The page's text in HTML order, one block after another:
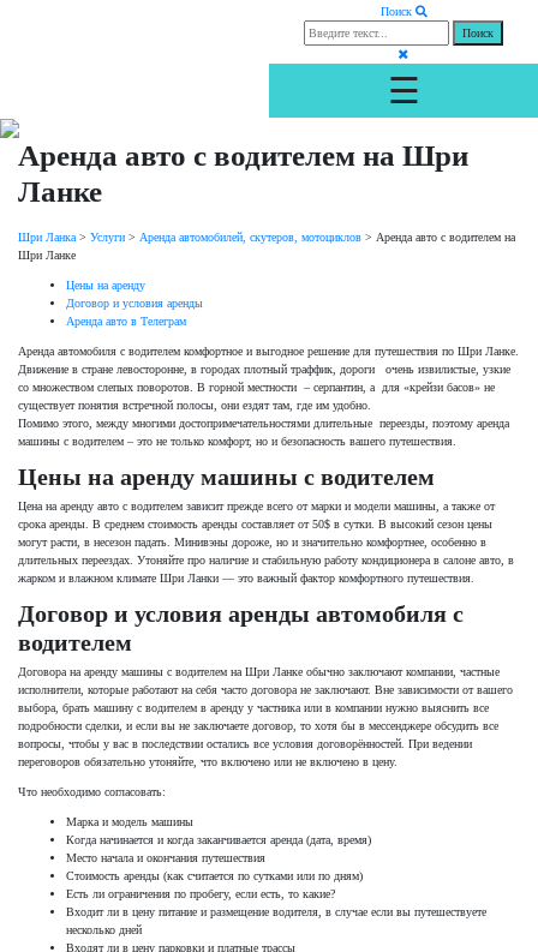
Поиск
☰
Аренда авто с водителем на Шри
Ланке
Шри Ланка > Услуги > Аренда автомобилей, скутеров, мотоциклов > Аренда авто с водителем на
Шри Ланке
Цены на аренду
Договор и условия аренды
Аренда авто в Телеграм
Аренда автомобиля с водителем комфортное и выгодное решение для путешествия по Шри Ланке.
Движение в стране левосторонне, в городах плотный траффик, дороги очень извилистые, узкие
со множеством слепых поворотов. В горной местности – серпантин, а для «крейзи басов» не
существует понятия встречной полосы, они ездят там, где им удобно.
Помимо этого, между многими достопримечательностями длительные переезды, поэтому аренда
машины с водителем – это не только комфорт, но и безопасность вашего путешествия.
Цены на аренду машины с водителем
Цена на аренду авто с водителем зависит прежде всего от марки и модели машины, а также от
срока аренды. В среднем стоимость аренды составляет от 50$ в сутки. В высокий сезон цены
могут расти, в несезон падать. Минивэны дороже, но и значительно комфортнее, особенно в
длительных переездах. Утоняйте про наличие и стабильную работу кондиционера в салоне авто, в
жарком и влажном климате Шри Ланки — это важный фактор комфортного путешествия.
Договор и условия аренды автомобиля с
водителем
Договора на аренду машины с водителем на Шри Ланке обычно заключают компании, частные
исполнители, которые работают на себя часто договора не заключают. Вне зависимости от вашего
выбора, брать машину с водителем в аренду у частника или в компании нужно выяснить все
подробности сделки, и если вы не заключаете договор, то хотя бы в мессенджере обсудить все
вопросы, чтобы у вас в последствии остались все условия договорённостей. При ведении
переговоров обязательно утоняйте, что включено или не включено в цену.
Что необходимо согласовать:
Марка и модель машины
Когда начинается и когда заканчивается аренда (дата, время)
Место начала и окончания путешествия
Стоимость аренды (как считается по сутками или по дням)
Есть ли ограничения по пробегу, если есть, то какие?
Входит ли в цену питание и размещение водителя, в случае если вы путешествуете
несколько дней
Входят ли в цену парковки и платные трассы